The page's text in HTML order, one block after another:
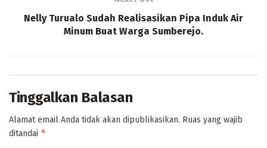
Nelly Turualo Sudah Realisasikan Pipa Induk Air
Minum Buat Warga Sumberejo.
Tinggalkan Balasan
Alamat email Anda tidak akan dipublikasikan. Ruas yang wajib
ditandai *